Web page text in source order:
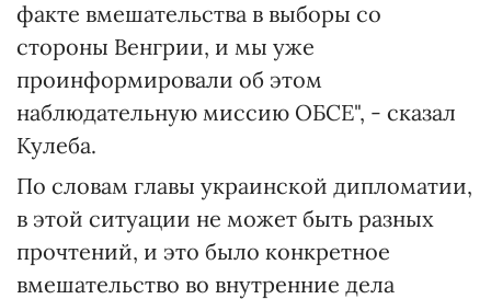
факте вмешательства в выборы со
стороны Венгрии, и мы уже
проинформировали об этом
наблюдательную миссию ОБСЕ", - сказал
Кулеба.
По словам главы украинской дипломатии,
в этой ситуации не может быть разных
прочтений, и это было конкретное
вмешательство во внутренние дела